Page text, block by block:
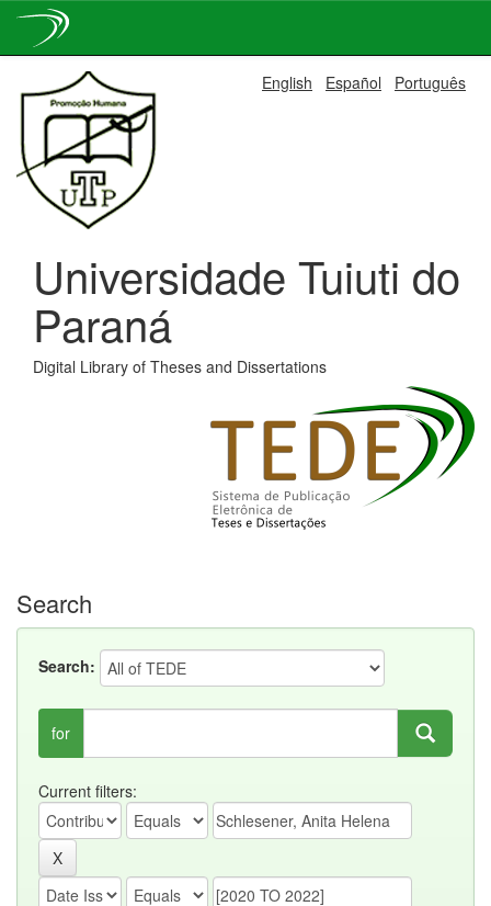
navigation
English Español Português
Universidade Tuiuti do
Paraná
Digital Library of Theses and Dissertations
Search
Search:
for
Current filters: